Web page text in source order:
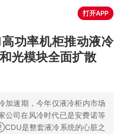
打开APP
高功率机柜推动液冷
光模块全面扩散
速期，今年仅液冷柜内市场
公司在风冷时代已是安费诺等
是整套液冷系统的心脏之